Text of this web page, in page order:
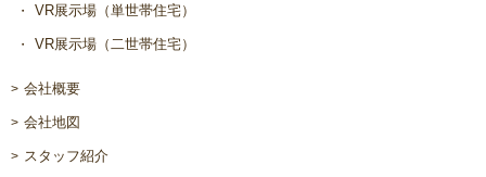
VR展示場（単世帯住宅）
VR展示場（二世帯住宅）
会社概要
会社地図
スタッフ紹介